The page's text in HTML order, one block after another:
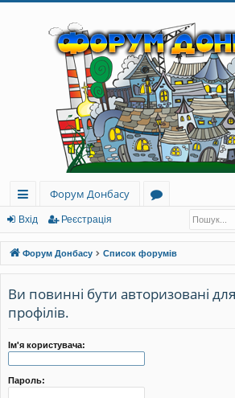
ви
дк
и
й
до
ст
уп
Форум Донбасу
ру
м
и
Вхід Реєстрація
Форум Донбасу Список форумів
Ви повинні бути авторизовані
профілів.
Ім'я користувача:
Пароль: